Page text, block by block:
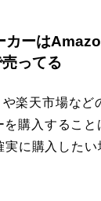
ーは
ってる
楽天市場など
購入すること
に購入した